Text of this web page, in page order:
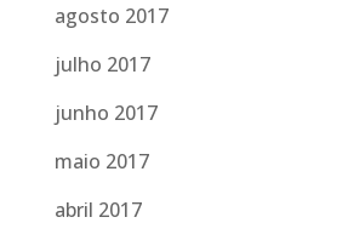
agosto 2017
julho 2017
junho 2017
maio 2017
abril 2017